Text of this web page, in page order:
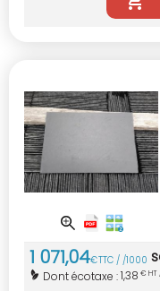
1 071,04€TTC / /1000
Dont écotaxe :1,38 € HT